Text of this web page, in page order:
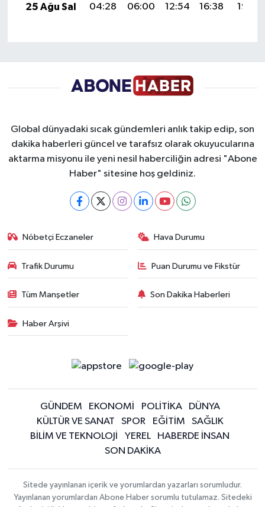
25 Ağu Sal
04:28 06:00 12:54 16:38 19:38
Global dünyadaki sıcak gündemleri anlık takip edip, son
dakika haberleri güncel ve tarafsız olarak okuyucularına
aktarma misyonu ile yeni nesil haberciliğin adresi "Abone
Haber" sitesine hoş geldiniz.
Nöbetçi Eczaneler Hava Durumu
Trafik Durumu Puan Durumu ve Fikstür
Tüm Manşetler Son Dakika Haberleri
Haber Arşivi
GÜNDEM EKONOMİ POLİTİKA
DÜNYA
KÜLTÜR VE SANAT
SPOR EĞİTİM
SAĞLIK
BİLİM VE TEKNOLOJİ
YEREL
HABERDE İNSAN
SON DAKİKA
Sitede yayınlanan içerik ve yorumlardan yazarları sorumludur.
Yayınlanan yorumlardan Abone Haber sorumlu tutulamaz. Sitedeki